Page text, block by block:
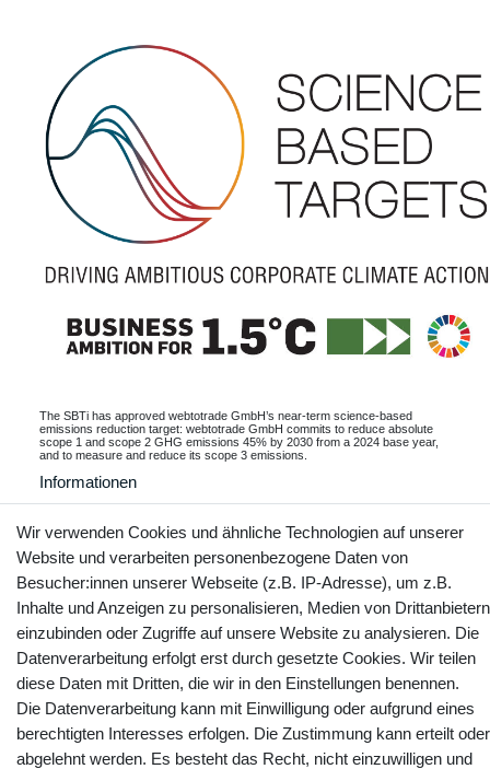
The SBTi has approved webtotrade GmbH’s near-term science-based
emissions reduction target: webtotrade GmbH commits to reduce absolute
scope 1 and scope 2 GHG emissions 45% by 2030 from a 2024 base year,
and to measure and reduce its scope 3 emissions.
Informationen
Vertrag widerrufen Kontakt
YouTube Facebook Instagram
Wir verwenden Cookies und ähnliche Technologien auf unserer
Website und verarbeiten personenbezogene Daten von
Besucher:innen unserer Webseite (z.B. IP-Adresse), um z.B.
Inhalte und Anzeigen zu personalisieren, Medien von Drittanbietern
einzubinden oder Zugriffe auf unsere Website zu analysieren. Die
Datenverarbeitung erfolgt erst durch gesetzte Cookies. Wir teilen
diese Daten mit Dritten, die wir in den Einstellungen benennen.
Die Datenverarbeitung kann mit Einwilligung oder aufgrund eines
berechtigten Interesses erfolgen. Die Zustimmung kann erteilt oder
abgelehnt werden. Es besteht das Recht, nicht einzuwilligen und